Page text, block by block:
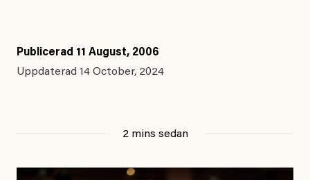
Publicerad 11 August, 2006
Uppdaterad 14 October, 2024
2 mins sedan